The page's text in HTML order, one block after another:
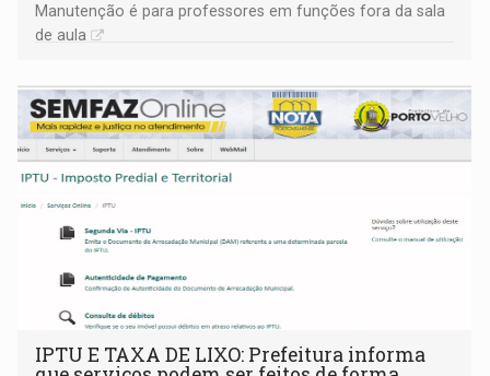
Manutenção é para professores em funções fora da sala
de aula
IPTU E TAXA DE LIXO: Prefeitura informa